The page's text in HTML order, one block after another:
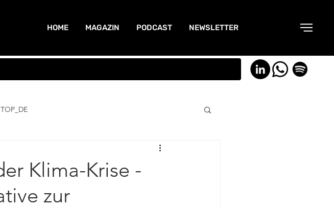
HOME MAGAZIN PODCAST NEWSLETTER
TOP_DE
Klima-Krise -
zur